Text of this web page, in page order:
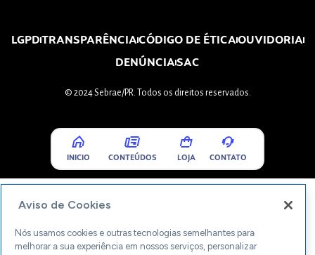
LGPDTRANSPARÊNCIACÓDIGO DE ÉTICAOUVIDORIA
DENÚNCIASAC
© 2024 Sebrae/PR. Todos os direitos reservados.
INICIO CONTEÚDOS LOJA CONTATO
Aviso de Cookies
Nós usamos cookies e outras tecnologias semelhantes para
melhorar a sua experiência em nossos serviços, personalizar